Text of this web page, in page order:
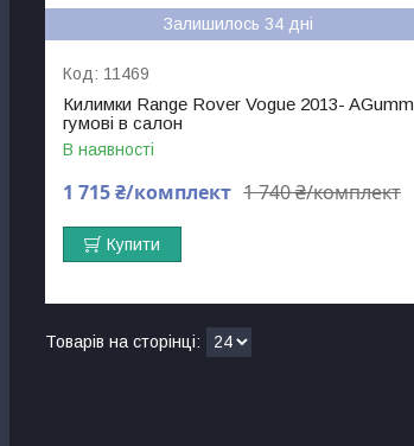
Залишилось 34 дні
11469
Килимки Range Rover Vogue 2013- AGumm
гумові в салон
В наявності
1 740 ₴/комплект
1 715 ₴/комплект
Купити